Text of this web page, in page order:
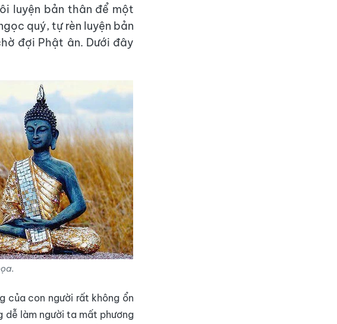
luyện bản thân để một
quý, tự rèn luyện bản
đợi Phật ân. Dưới đây
của con người rất không ổn
dễ làm người ta mất phương